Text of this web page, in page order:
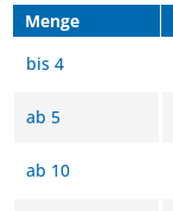
Menge
bis 4
ab 5
ab 10